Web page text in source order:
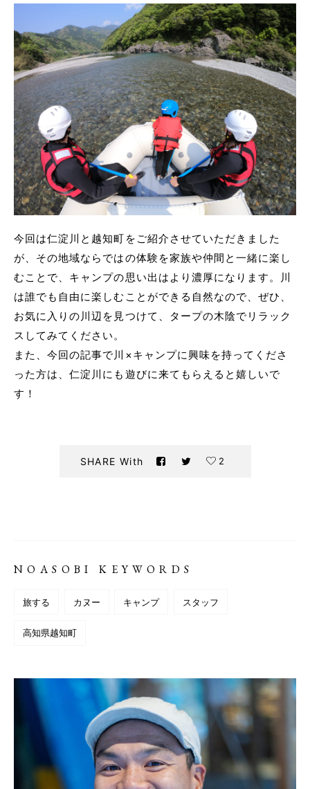
今回は仁淀川と越知町をご紹介させていただきました
が、その地域ならではの体験を家族や仲間と一緒に楽し
むことで、キャンプの思い出はより濃厚になります。川
は誰でも自由に楽しむことができる自然なので、ぜひ、
お気に入りの川辺を見つけて、タープの木陰でリラック
スしてみてください。
また、今回の記事で川×キャンプに興味を持ってくださ
った方は、仁淀川にも遊びに来てもらえると嬉しいで
す！
SHARE With 2
NOASOBI KEYWORDS
旅する カヌー キャンプ スタッフ
高知県越知町